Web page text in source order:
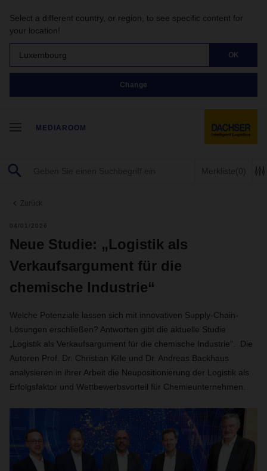
Select a different country, or region, to see specific content for
your location!
Luxembourg OK
Change
MEDIAROOM
Merkliste(0)
Zurück
04/01/2026
Neue Studie: „Logistik als
Verkaufsargument für die
chemische Industrie“
Welche Potenziale lassen sich mit innovativen Supply-Chain-
Lösungen erschließen? Antworten gibt die aktuelle Studie
„Logistik als Verkaufsargument für die chemische Industrie“. Die
Autoren Prof. Dr. Christian Kille und Dr. Andreas Backhaus
analysieren in ihrer Arbeit die Neupositionierung der Logistik als
Erfolgsfaktor und Wettbewerbsvorteil für Chemieunternehmen.